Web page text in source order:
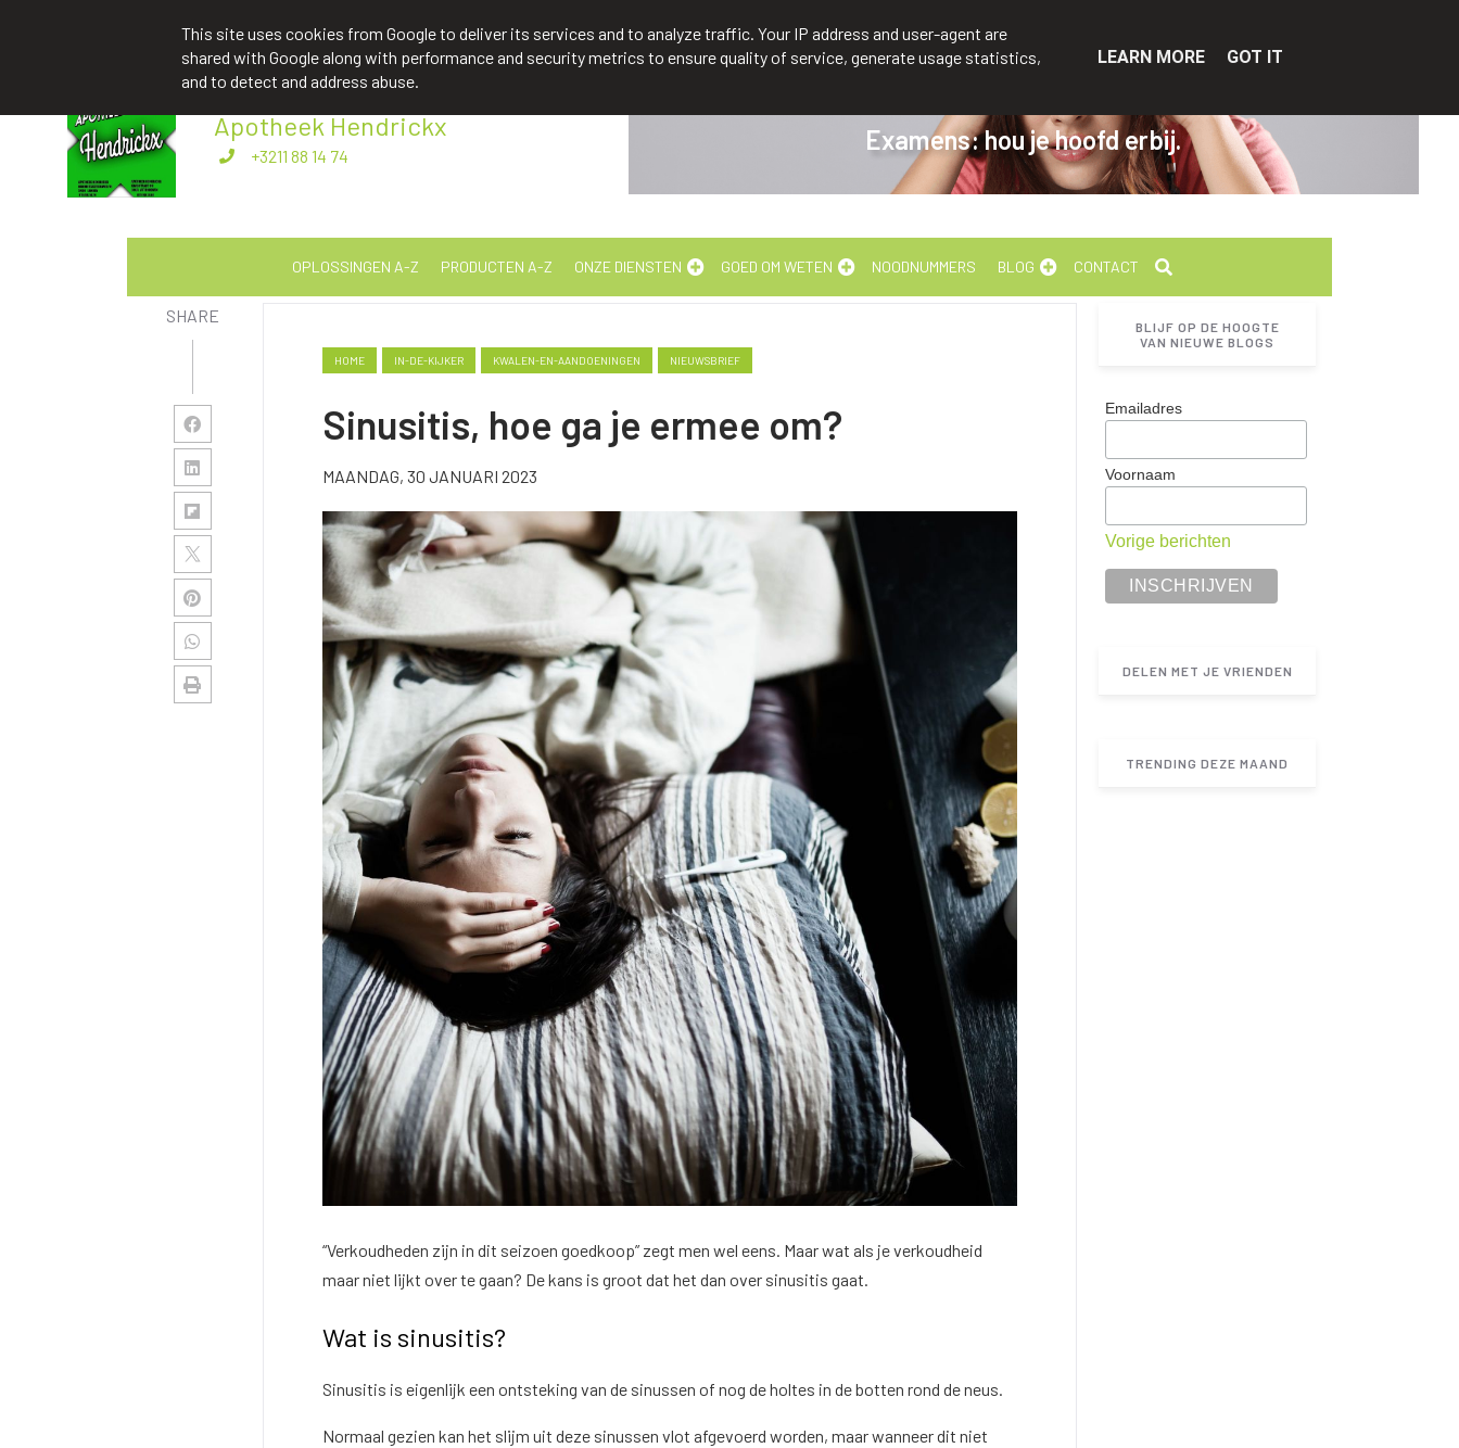
apotheekhendrickxbart@gmail.com +3211 88 14 74
Apotheek Hendrickx
+3211 88 14 74
Als leven een last wordt Examens: hou je hoofd erbij.
OPLOSSINGEN A-Z PRODUCTEN A-Z ONZE DIENSTEN GOED OM WETEN NOODNUMMERS BLOG CONTACT
SHARE
HOME IN-DE-KIJKER KWALEN-EN-AANDOENINGEN NIEUWSBRIEF
Sinusitis, hoe ga je ermee om?
MAANDAG, 30 JANUARI 2023
“Verkoudheden zijn in dit seizoen goedkoop” zegt men wel eens. Maar wat als je verkoudheid
maar niet lijkt over te gaan? De kans is groot dat het dan over sinusitis gaat.
Wat is sinusitis?
Sinusitis is eigenlijk een ontsteking van de sinussen of nog de holtes in de botten rond de neus.
Normaal gezien kan het slijm uit deze sinussen vlot afgevoerd worden, maar wanneer dit niet
BLIJF OP DE HOOGTE
VAN NIEUWE BLOGS
Emailadres
Voornaam
Vorige berichten
DELEN MET JE VRIENDEN
TRENDING DEZE MAAND
This site uses cookies from Google to deliver its services and to analyze traffic. Your IP address and user-agent are
shared with Google along with performance and security metrics to ensure quality of service, generate usage statistics,
and to detect and address abuse.
LEARN MORE GOT IT